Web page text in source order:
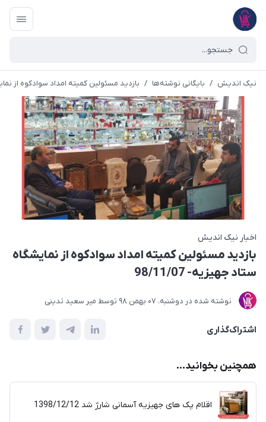
نیک اندیش / بایگانی نوشته‌ها / بازدید مسئولین کمیته امداد سوادکوه از
اخبار نیک اندیش
بازدید مسئولین کمیته امداد سوادکوه از نمایشگاه
ستاد جهیزیه- 98/11/07
نوشته شده در دوشنبه، 07 بهمن 98 توسط میر سعید تدینی
اشتراک‌گذاری
همچنین بخوانید...
اقلام پک های جهیزیه آسمانی شارژ شد 1398/12/12